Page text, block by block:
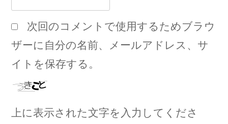
次回のコメントで使用するためブラウ
ザーに自分の名前、メールアドレス、サ
イトを保存する。
上に表示された文字を入力してくださ